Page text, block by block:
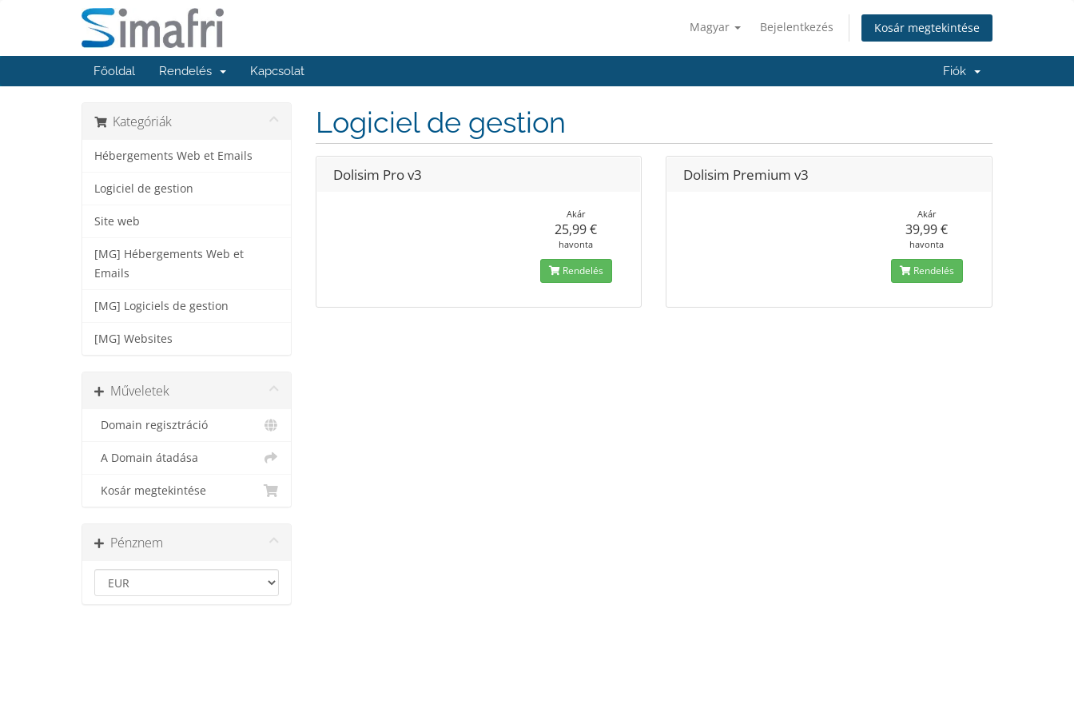
Magyar Bejelentkezés Kosár megtekintése
Főoldal Rendelés Kapcsolat Fiók
Kategóriák
Hébergements Web et Emails
Logiciel de gestion
Site web
[MG] Hébergements Web et
Emails
[MG] Logiciels de gestion
[MG] Websites
Műveletek
Domain regisztráció
A Domain átadása
Kosár megtekintése
Pénznem
Logiciel de gestion
Dolisim Pro v3
Akár
25,99 €
havonta
Rendelés
Dolisim Premium v3
Akár
39,99 €
havonta
Rendelés